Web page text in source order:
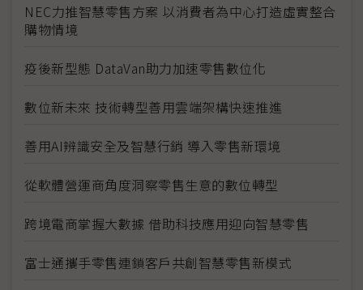
NEC力推智慧零售方案 以消費者為中心打造虛實整合
購物情境
疫後新型態 DataVan助力加速零售數位化
數位新未來 技術轉型善用雲端架構快速推進
善用AI辨識安全及智慧行銷 導入零售新環境
從軟體營運商角度洞察零售生意的數位轉型
跨境電商掌握大數據 借助科技應用迎向智慧零售
富士通攜手零售連鎖客戶共創智慧零售新模式